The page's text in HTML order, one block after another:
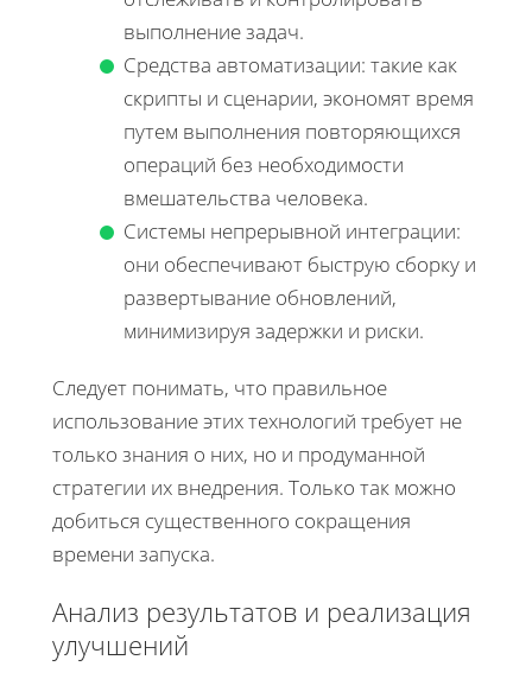
выполнение задач.
Средства автоматизации: такие как
скрипты и сценарии, экономят время
путем выполнения повторяющихся
операций без необходимости
вмешательства человека.
Системы непрерывной интеграции:
они обеспечивают быструю сборку и
развертывание обновлений,
минимизируя задержки и риски.
Следует понимать, что правильное
использование этих технологий требует не
только знания о них, но и продуманной
стратегии их внедрения. Только так можно
добиться существенного сокращения
времени запуска.
Анализ результатов и реализация
улучшений